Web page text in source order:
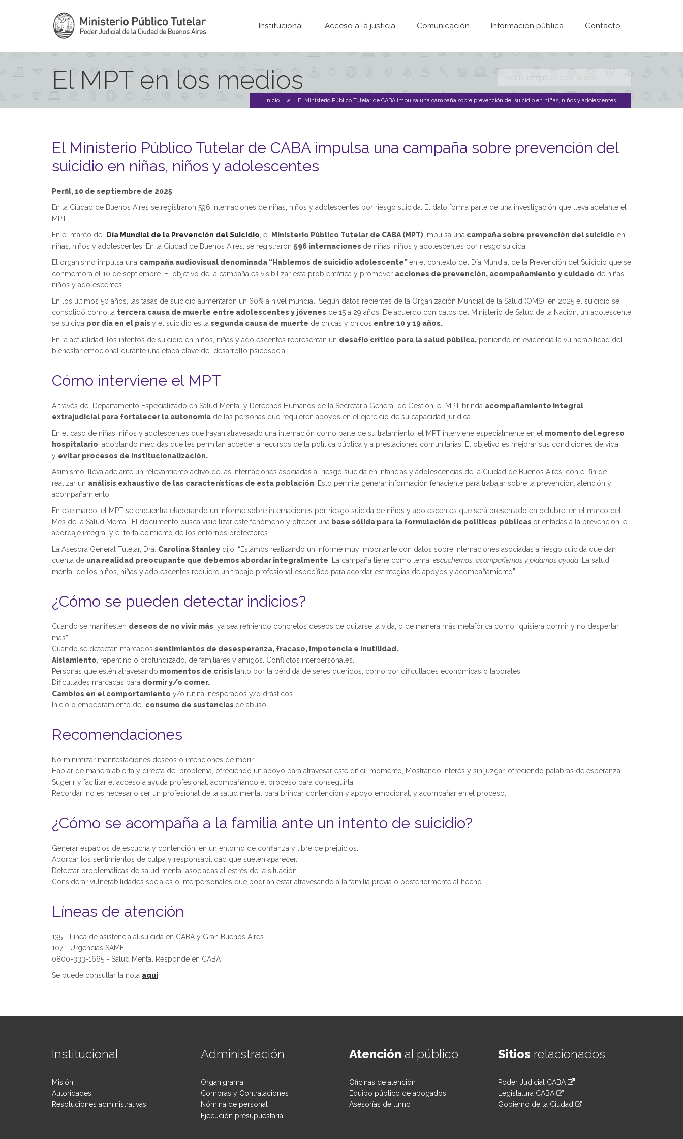
Institucional Acceso a la justicia Comunicación Información pública Contacto
El MPT en los medios
Formulario de
búsqueda
Inicio El Ministerio Público Tutelar de CABA impulsa una campaña sobre prevención del suicidio en niñas, niños y adolescentes
El Ministerio Público Tutelar de CABA impulsa una campaña sobre prevención del
suicidio en niñas, niños y adolescentes
Perfil, 10 de septiembre de 2025
En la Ciudad de Buenos Aires se registraron 596 internaciones de niñas, niños y adolescentes por riesgo suicida. El dato forma parte de una investigación que lleva adelante el
MPT.
En el marco del
Día Mundial de la Prevención del Suicidio , el Ministerio Público Tutelar de CABA (MPT) impulsa una campaña sobre prevención del suicidio en
niñas, niños y adolescentes. En la Ciudad de Buenos Aires, se registraron 596 internaciones de niñas, niños y adolescentes por riesgo suicida.
El organismo impulsa una campaña audiovisual denominada “Hablemos de suicidio adolescente”en el contexto del Día Mundial de la Prevención del Suicidio que se
conmemora el 10 de septiembre. El objetivo de la campaña es visibilizar esta problemática y promover acciones de prevención, acompañamiento y cuidado de niñas,
niños y adolescentes.
En los últimos 50 años, las tasas de suicidio aumentaron un 60% a nivel mundial. Según datos recientes de la Organización Mundial de la Salud (OMS), en 2025 el suicidio se
consolidó como la tercera causa de muerte entre adolescentes y jóvenes de 15 a 29 años. De acuerdo con datos del Ministerio de Salud de la Nación, un adolescente
se suicida por día en el país y el suicidio es la segunda causa de muerte de chicas y chicos entre 10 y 19 años.
En la actualidad, los intentos de suicidio en niños, niñas y adolescentes representan un desafío crítico para la salud pública, poniendo en evidencia la vulnerabilidad del
bienestar emocional durante una etapa clave del desarrollo psicosocial.
Cómo interviene el MPT
A través del Departamento Especializado en Salud Mental y Derechos Humanos de la Secretaría General de Gestión, el MPT brinda acompañamiento integral
extrajudicial para fortalecer la autonomía de las personas que requieren apoyos en el ejercicio de su capacidad jurídica.
En el caso de niñas, niños y adolescentes que hayan atravesado una internación como parte de su tratamiento, el MPT interviene especialmente en el momento del egreso
hospitalario , adoptando medidas que les permitan acceder a recursos de la política pública y a prestaciones comunitarias. El objetivo es mejorar sus condiciones de vida
y evitar procesos de institucionalización.
Asimismo, lleva adelante un relevamiento activo de las internaciones asociadas al riesgo suicida en infancias y adolescencias de la Ciudad de Buenos Aires, con el fin de
realizar un análisis exhaustivo de las características de esta población . Esto permite generar información fehaciente para trabajar sobre la prevención, atención y
acompañamiento.
En ese marco, el MPT se encuentra elaborando un informe sobre internaciones por riesgo suicida de niños y adolescentes que será presentado en octubre, en el marco del
Mes de la Salud Mental. El documento busca visibilizar este fenómeno y ofrecer una base sólida para la formulación de políticas públicas orientadas a la prevención, el
abordaje integral y el fortalecimiento de los entornos protectores.
La Asesora General Tutelar, Dra. Carolina Stanley dijo: “Estamos realizando un informe muy importante con datos sobre internaciones asociadas a riesgo suicida que dan
cuenta de una realidad preocupante que debemos abordar integralmente . La campaña tiene como lema: escuchemos, acompañemos y pidamos ayuda . La salud
mental de los niños, niñas y adolescentes requiere un trabajo profesional específico para acordar estrategias de apoyos y acompañamiento”.
¿Cómo se pueden detectar indicios?
Cuando se manifiesten deseos de no vivir más , ya sea refiriendo concretos deseos de quitarse la vida, o de manera más metafórica como “quisiera dormir y no despertar
más”.
Cuando se detectan marcados sentimientos de desesperanza, fracaso, impotencia e inutilidad.
Aislamiento , repentino o profundizado, de familiares y amigos. Conflictos interpersonales.
Personas que estén atravesando momentos de crisis tanto por la pérdida de seres queridos, como por dificultades económicas o laborales.
Dificultades marcadas para dormir y/o comer.
Cambios en el comportamiento y/o rutina inesperados y/o drásticos.
Inicio o empeoramiento del consumo de sustancias de abuso.
Recomendaciones
No minimizar manifestaciones deseos o intenciones de morir.
Hablar de manera abierta y directa del problema, ofreciendo un apoyo para atravesar este difícil momento, Mostrando interés y sin juzgar, ofreciendo palabras de esperanza.
Sugerir y facilitar el acceso a ayuda profesional, acompañando el proceso para conseguirla.
Recordar: no es necesario ser un profesional de la salud mental para brindar contención y apoyo emocional, y acompañar en el proceso.
¿Cómo se acompaña a la familia ante un intento de suicidio?
Generar espacios de escucha y contención, en un entorno de confianza y libre de prejuicios.
Abordar los sentimientos de culpa y responsabilidad que suelen aparecer.
Detectar problemáticas de salud mental asociadas al estrés de la situación.
Considerar vulnerabilidades sociales o interpersonales que podrían estar atravesando a la familia previa o posteriormente al hecho.
Líneas de atención
135 - Línea de asistencia al suicida en CABA y Gran Buenos Aires
107 - Urgencias SAME
0800-333-1665 - Salud Mental Responde en CABA
Se puede consultar la nota aquí
Institucional
Misión
Autoridades
Resoluciones administrativas
Administración
Organigrama
Compras y Contrataciones
Nómina de personal
Ejecución presupuestaria
Atención al público
Oficinas de atención
Equipo público de abogados
Asesorías de turno
Sitios relacionados
Poder Judicial CABA
Legislatura CABA
Gobierno de la Ciudad